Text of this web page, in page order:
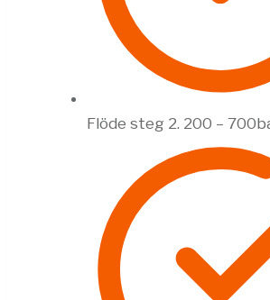
Flöde steg 2. 200 –